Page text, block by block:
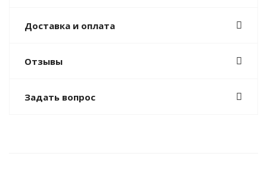
Доставка и оплата
Отзывы
Задать вопрос